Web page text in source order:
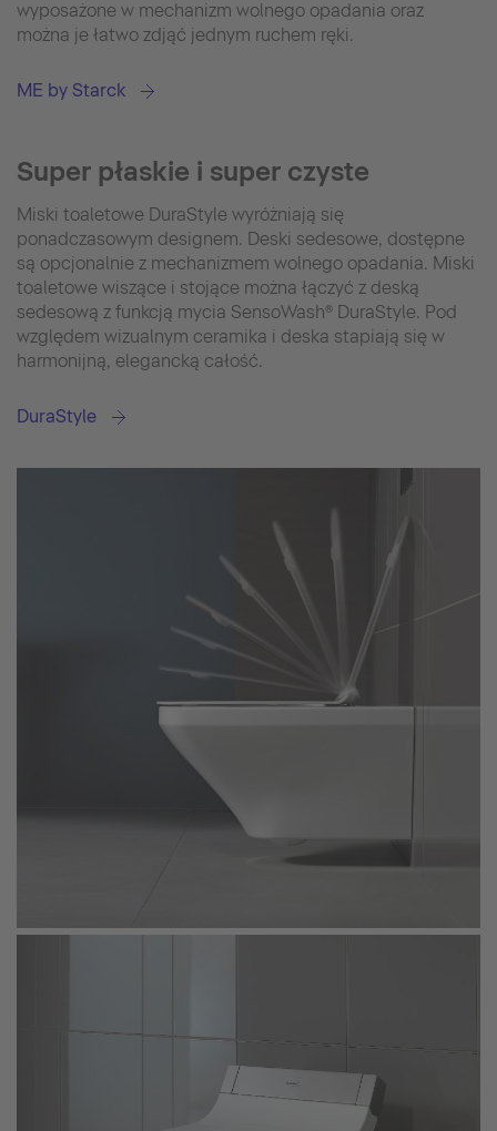
wyposażone w mechanizm wolnego opadania oraz
można je łatwo zdjąć jednym ruchem ręki.
ME by Starck
Super płaskie i super czyste
Miski toaletowe DuraStyle wyróżniają się
ponadczasowym designem. Deski sedesowe, dostępne
są opcjonalnie z mechanizmem wolnego opadania. Miski
toaletowe wiszące i stojące można łączyć z deską
sedesową z funkcją mycia SensoWash® DuraStyle. Pod
względem wizualnym ceramika i deska stapiają się w
harmonijną, elegancką całość.
DuraStyle